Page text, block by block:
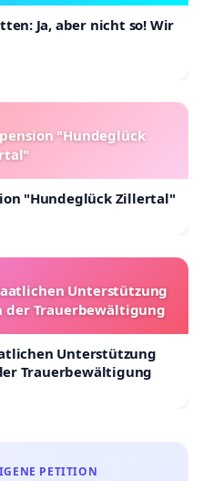
Ja, aber nicht so! Wir
"Hundeglück
"Hundeglück Zillertal"
Unterstützung
der Trauerbewältigung
Unterstützung
Trauerbewältigung
PETITION